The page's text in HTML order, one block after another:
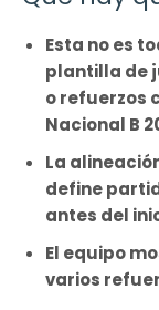
Esta no es
plantilla de
o refuerzos
Nacional B
La
define
antes del
El equipo
varios